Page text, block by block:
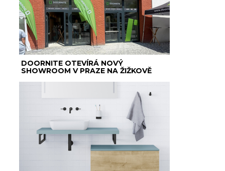
DOORNITE OTEVÍRÁ NOVÝ
SHOWROOM V PRAZE NA ŽIŽKOVĚ